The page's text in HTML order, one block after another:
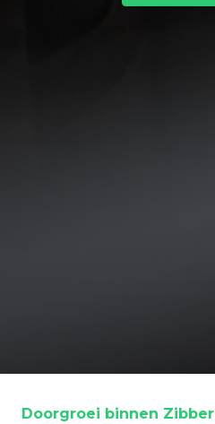
Doorgroei binnen Zibber